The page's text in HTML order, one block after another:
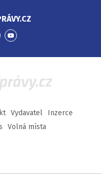
Přejít
YouTube
Vydavatel
Inzerce
Volná místa